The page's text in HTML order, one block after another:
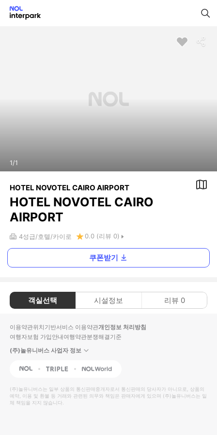
1/1
HOTEL NOVOTEL CAIRO AIRPORT
HOTEL NOVOTEL CAIRO
AIRPORT
4성급 호텔 카이로 0.0 (리뷰 0)
쿠폰받기
객실선택 시설정보 리뷰 0
이용약관위치기반서비스 이용약관개인정보 처리방침
여행자보험 가입안내여행약관분쟁해결기준
(주)놀유니버스 사업자 정보
NOL Triple Interpark Global
(주)놀유니버스는 일부 상품의 통신판매중개자로서 통신판매의 당사자가 아니므로, 상품의
예약, 이용 및 환불 등 거래와 관련된 의무와 책임은 판매자에게 있으며 (주)놀유니버스는 일
체 책임을 지지 않습니다.